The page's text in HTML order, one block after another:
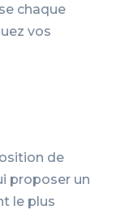
chaque
vos
de
proposer un
le plus